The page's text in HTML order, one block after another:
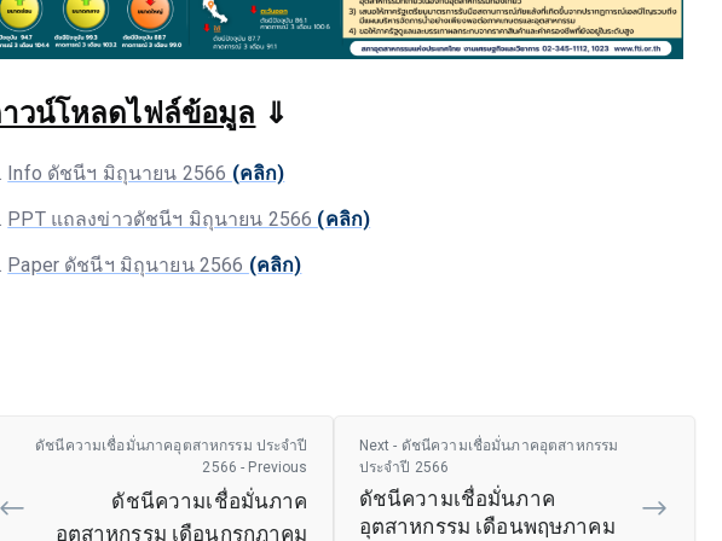
วน์โหลดไฟล์ข้อมูล ⇓
Info ดัชนีฯ มิถุนายน 2566 (คลิก)
PPT แถลงข่าวดัชนีฯ มิถุนายน 2566 (คลิก)
Paper ดัชนีฯ มิถุนายน 2566 (คลิก)
ดัชนีความเชื่อมั่นภาคอุตสาหกรรม ประจำปี
2566 - Previous
ดัชนีความเชื่อมั่นภาค
อุตสาหกรรม เดือนกรกฎาคม
Next - ดัชนีความเชื่อมั่นภาคอุตสาหกรรม
ประจำปี 2566
ดัชนีความเชื่อมั่นภาค
อุตสาหกรรม เดือนพฤษภาคม